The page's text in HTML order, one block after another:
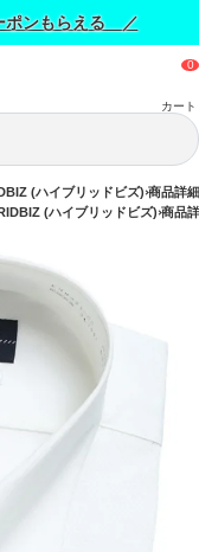
ポンもらえる ／
カート
(ハイブリッドビズ) 商品詳細
(ハイブリッドビズ) 商品